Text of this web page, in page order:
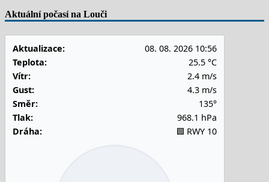
Aktuální počasí na Louči
Aktualizace:
08. 08. 2026 10:56
Teplota:
25.5 °C
Vítr:
2.4 m/s
Gust:
4.3 m/s
Směr:
135°
Tlak:
968.1 hPa
Dráha:
🟩 RWY 10